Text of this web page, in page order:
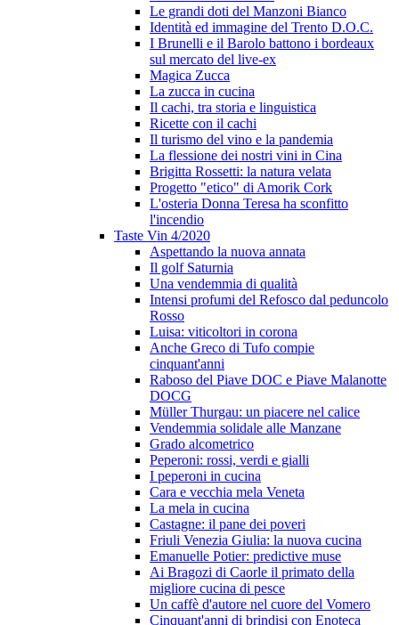
Le grandi doti del Manzoni Bianco
Identità ed immagine del Trento D.O.C.
I Brunelli e il Barolo battono i bordeaux
sul mercato del live-ex
Magica Zucca
La zucca in cucina
Il cachi, tra storia e linguistica
Ricette con il cachi
Il turismo del vino e la pandemia
La flessione dei nostri vini in Cina
Brigitta Rossetti: la natura velata
Progetto "etico" di Amorik Cork
L'osteria Donna Teresa ha sconfitto
l'incendio
Taste Vin 4/2020
Aspettando la nuova annata
Il golf Saturnia
Una vendemmia di qualità
Intensi profumi del Refosco dal peduncolo
Rosso
Luisa: viticoltori in corona
Anche Greco di Tufo compie
cinquant'anni
Raboso del Piave DOC e Piave Malanotte
DOCG
Müller Thurgau: un piacere nel calice
Vendemmia solidale alle Manzane
Grado alcometrico
Peperoni: rossi, verdi e gialli
I peperoni in cucina
Cara e vecchia mela Veneta
La mela in cucina
Castagne: il pane dei poveri
Friuli Venezia Giulia: la nuova cucina
Emanuelle Potier: predictive muse
Ai Bragozi di Caorle il primato della
migliore cucina di pesce
Un caffè d'autore nel cuore del Vomero
Cinquant'anni di brindisi con Enoteca